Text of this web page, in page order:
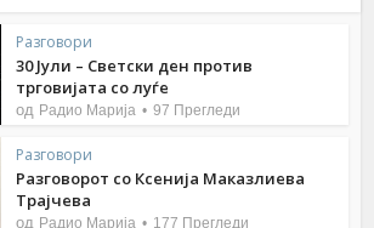
Разговори
30 Јули – Светски ден против
трговијата со луѓе
од Радио Марија 97 Прегледи
Разговори
Разговорот со Ксенија Маказлиева
Трајчева
од Радио Марија 177 Прегледи